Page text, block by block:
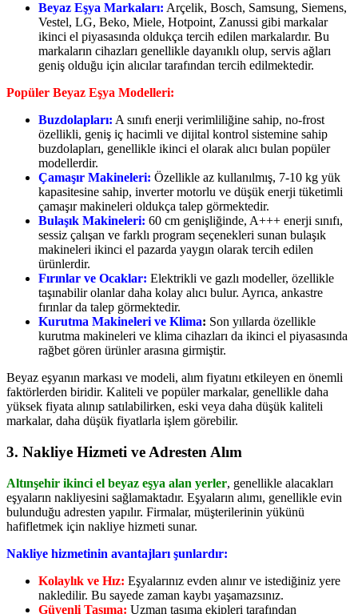
Beyaz Eşya Markaları: Arçelik, Bosch, Samsung, Siemens,
Vestel, LG, Beko, Miele, Hotpoint, Zanussi gibi markalar
ikinci el piyasasında oldukça tercih edilen markalardır. Bu
markaların cihazları genellikle dayanıklı olup, servis ağları
geniş olduğu için alıcılar tarafından tercih edilmektedir.
Popüler Beyaz Eşya Modelleri:
Buzdolapları: A sınıfı enerji verimliliğine sahip, no-frost
özellikli, geniş iç hacimli ve dijital kontrol sistemine sahip
buzdolapları, genellikle ikinci el olarak alıcı bulan popüler
modellerdir.
Çamaşır Makineleri: Özellikle az kullanılmış, 7-10 kg yük
kapasitesine sahip, inverter motorlu ve düşük enerji tüketimli
çamaşır makineleri oldukça talep görmektedir.
Bulaşık Makineleri: 60 cm genişliğinde, A+++ enerji sınıfı,
sessiz çalışan ve farklı program seçenekleri sunan bulaşık
makineleri ikinci el pazarda yaygın olarak tercih edilen
ürünlerdir.
Fırınlar ve Ocaklar: Elektrikli ve gazlı modeller, özellikle
taşınabilir olanlar daha kolay alıcı bulur. Ayrıca, ankastre
fırınlar da talep görmektedir.
Kurutma Makineleri ve Klima: Son yıllarda özellikle
kurutma makineleri ve klima cihazları da ikinci el piyasasında
rağbet gören ürünler arasına girmiştir.
Beyaz eşyanın markası ve modeli, alım fiyatını etkileyen en önemli
faktörlerden biridir. Kaliteli ve popüler markalar, genellikle daha
yüksek fiyata alınıp satılabilirken, eski veya daha düşük kaliteli
markalar, daha düşük fiyatlarla işlem görebilir.
3. Nakliye Hizmeti ve Adresten Alım
Altınşehir ikinci el beyaz eşya alan yerler, genellikle alacakları
eşyaların nakliyesini sağlamaktadır. Eşyaların alımı, genellikle evin
bulunduğu adresten yapılır. Firmalar, müşterilerinin yükünü
hafifletmek için nakliye hizmeti sunar.
Nakliye hizmetinin avantajları şunlardır:
Kolaylık ve Hız: Eşyalarınız evden alınır ve istediğiniz yere
nakledilir. Bu sayede zaman kaybı yaşamazsınız.
Güvenli Taşıma: Uzman taşıma ekipleri tarafından